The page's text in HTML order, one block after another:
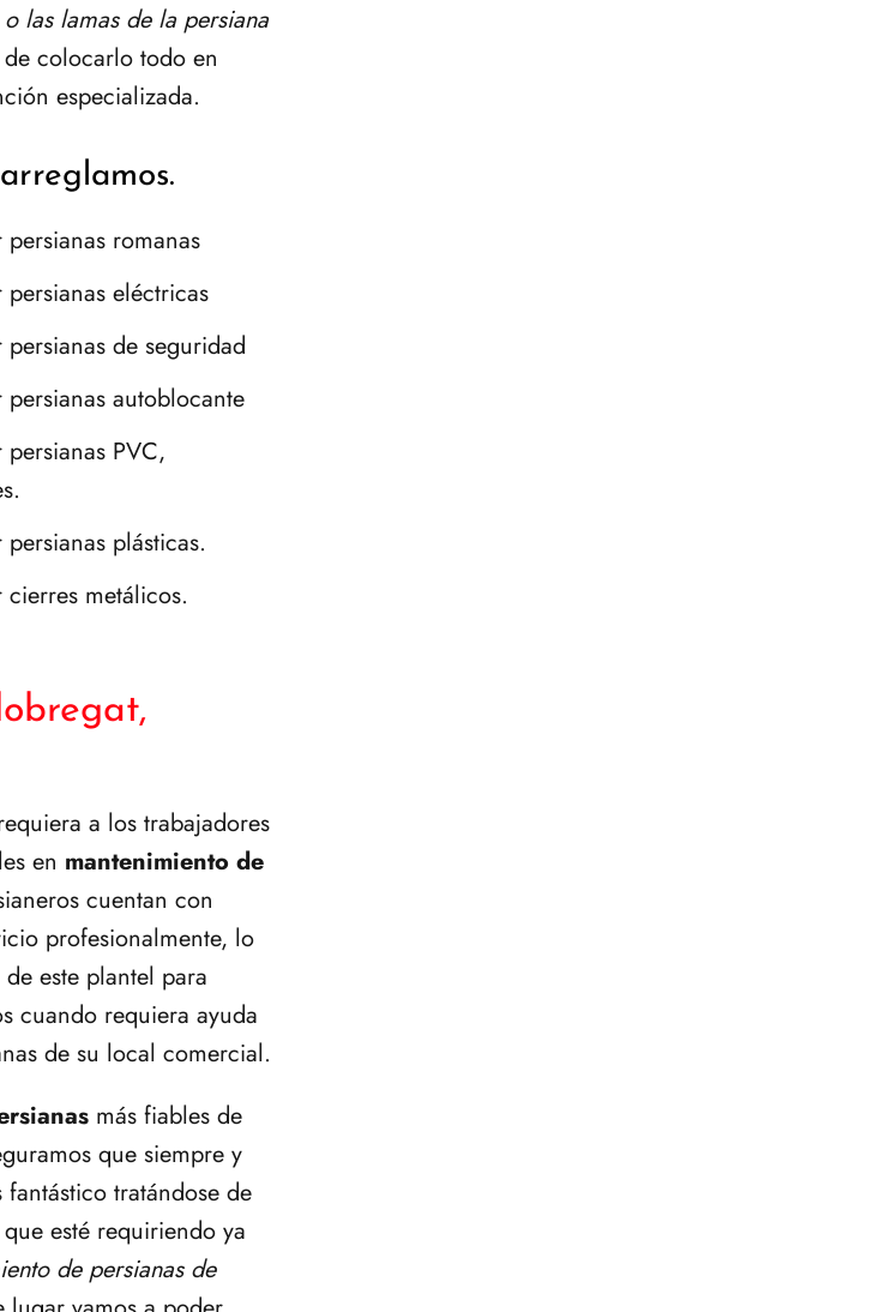
las lamas de la persiana
colocarlo todo en
especializada.
romanas
eléctricas
de seguridad
autoblocante
PVC,
plásticas.
metálicos.
a los trabajadores
en mantenimiento de
cuentan con
profesionalmente, lo
este plantel para
cuando requiera ayuda
de su local comercial.
más fiables de
que siempre y
tratándose de
esté requiriendo ya
de persianas de